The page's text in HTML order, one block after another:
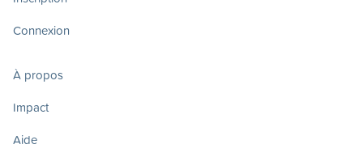
Connexion
À propos
Impact
Aide